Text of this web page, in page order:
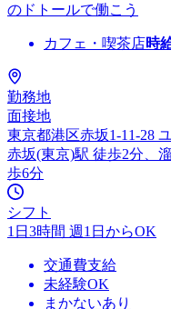
のドトールで働こう
カフェ・喫茶店時
勤務地
面接地
東京都港区赤坂1-11-28
赤坂(東京)駅 徒歩2分、
歩6分
シフト
1日3時間 週1日からOK
交通費支給
未経験OK
まかないあり